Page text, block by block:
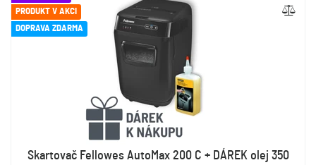
PRODUKT V AKCI
DOPRAVA ZDARMA
Skartovač Fellowes AutoMax 200 C + DÁREK olej 350